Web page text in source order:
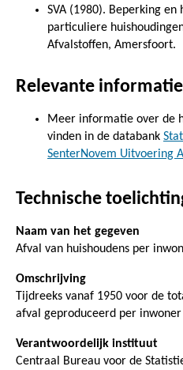
SVA (1980). Beperking
particuliere
Afvalstoffen, Amersfoort.
Relevante informatie
Meer informatie over de
vinden in de databank
SenterNovem Uitvoering
Technische
Naam van het gegeven
Afval van huishoudens per
Omschrijving
Tijdreeks vanaf 1950 voor de
afval geproduceerd per inwoner
Verantwoordelijk instituut
Centraal Bureau voor de